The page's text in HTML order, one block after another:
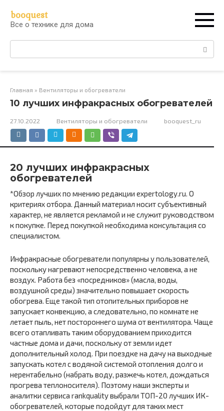
контенту
booquest
Все о технике для дома
Поиск:
Главная » Вентиляторы и обогреватели
10 лучших инфракрасных обогревателей
27.10.2022 Вентиляторы и обогреватели booquest_ru
20 лучших инфракрасных
обогревателей
*Обзор лучших по мнению редакции expertology.ru. О
критериях отбора. Данный материал носит субъективный
характер, не является рекламой и не служит руководством
к покупке. Перед покупкой необходима консультация со
специалистом.
Инфракрасные обогреватели популярны у пользователей,
поскольку нагревают непосредственно человека, а не
воздух. Работа без «посредников» (масла, воды,
воздушной среды) значительно повышает скорость
обогрева. Еще такой тип отопительных приборов не
запускает конвекцию, а следовательно, по комнате не
летает пыль, нет постороннего шума от вентилятора. Чаще
всего отапливать таким оборудованием приходится
частные дома и дачи, поскольку от земли идет
дополнительный холод. При поездке на дачу на выходные
запускать котел с водяной системой отопления долго и
нерентабельно (набрать воду, разжечь котел, дождаться
прогрева теплоносителя). Поэтому наши эксперты и
аналитки сервиса rankquality выбрали ТОП-20 лучших ИК-
обогревателей, которые подойдут для таких мест